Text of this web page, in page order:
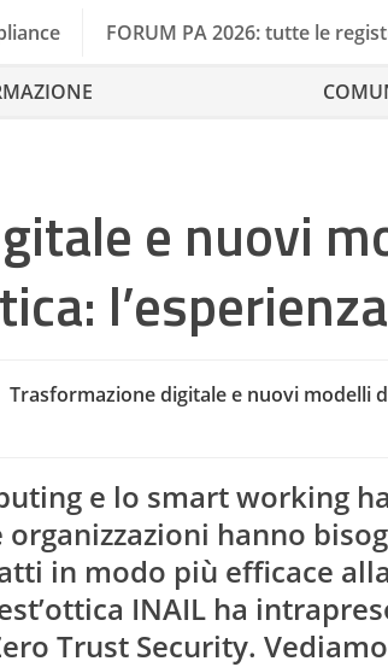
FORUM PA 2026: tutte le
e nuovi
Trasformazione digitale e nuovi modelli
e lo smart working
hanno
in modo più efficace
INAIL ha
Trust Security.